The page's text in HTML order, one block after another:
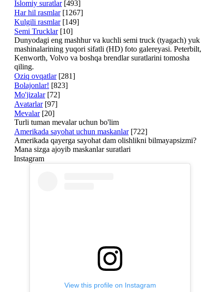
Islomiy suratlar [493]
Har hil rasmlar [1267]
Kulgili rasmlar [149]
Semi Trucklar [10]
Dunyodagi eng mashhur va kuchli semi truck (tyagach) yuk
mashinalarining yuqori sifatli (HD) foto galereyasi. Peterbilt,
Kenworth, Volvo va boshqa brendlar suratlarini tomosha
qiling.
Oziq ovqatlar [281]
Bolajonlar! [823]
Mo'jizalar [72]
Avatarlar [97]
Mevalar [20]
Turli tuman mevalar uchun bo'lim
Amerikada sayohat uchun maskanlar [722]
Amerikada qayerga sayohat dam olishlikni bilmayapsizmi?
Mana sizga ajoyib maskanlar suratlari
Instagram
View this profile on Instagram